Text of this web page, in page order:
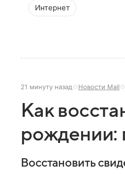
Интернет
21 минуту назад Новости Mail
Как
рождении:
Восстановить